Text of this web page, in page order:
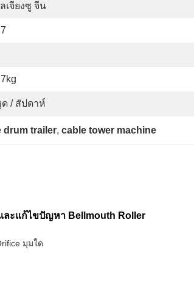
จียงซู จีน
ด / สัปดาห์
drum trailer, cable tower machine
ละแก้ไขปัญหา Bellmouth Roller
มุมใด